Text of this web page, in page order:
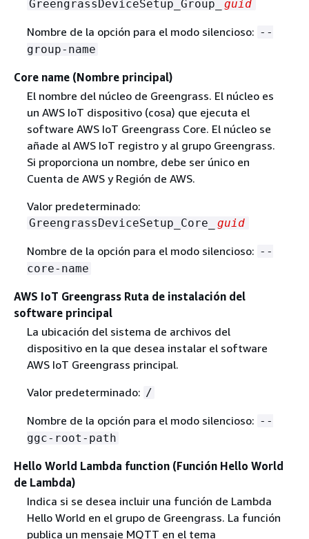
GreengrassDeviceSetup_Group_ guid
Nombre de la opción para el modo silencioso: --
group-name
Core name (Nombre principal)
El nombre del núcleo de Greengrass. El núcleo es
un AWS IoT dispositivo (cosa) que ejecuta el
software AWS IoT Greengrass Core. El núcleo se
añade al AWS IoT registro y al grupo Greengrass.
Si proporciona un nombre, debe ser único en
Cuenta de AWS y Región de AWS.
Valor predeterminado:
GreengrassDeviceSetup_Core_ guid
Nombre de la opción para el modo silencioso: --
core-name
AWS IoT Greengrass Ruta de instalación del
software principal
La ubicación del sistema de archivos del
dispositivo en la que desea instalar el software
AWS IoT Greengrass principal.
Valor predeterminado: /
Nombre de la opción para el modo silencioso: --
ggc-root-path
Hello World Lambda function (Función Hello World
de Lambda)
Indica si se desea incluir una función de Lambda
Hello World en el grupo de Greengrass. La función
publica un mensaje MQTT en el tema